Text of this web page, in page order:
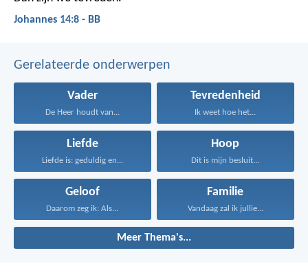
Johannes 14:8 - BB
Gerelateerde onderwerpen
Vader
De Heer houdt van...
Tevredenheid
Ik weet hoe het...
Liefde
Liefde is: geduldig en...
Hoop
Dit is mijn besluit...
Geloof
Daarom zeg ik: Als...
Familie
Vandaag zal ik jullie...
Meer Thema's...